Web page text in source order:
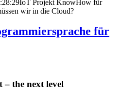
IoT Projekt KnowHow für
wir in die Cloud?
für
the next level